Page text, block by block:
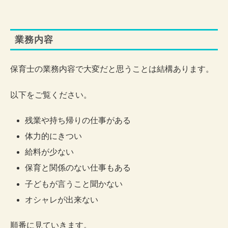
業務内容
保育士の業務内容で大変だと思うことは結構あります。
以下をご覧ください。
残業や持ち帰りの仕事がある
体力的にきつい
給料が少ない
保育と関係のない仕事もある
子どもが言うこと聞かない
オシャレが出来ない
順番に見ていきます。